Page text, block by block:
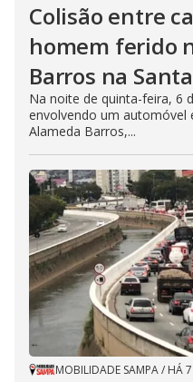
Colisão entre
homem ferido
Barros na
Na noite de quinta-feira, 6
envolvendo um automóvel
Alameda Barros,...
MOBILIDADE SAMPA/ HÁ